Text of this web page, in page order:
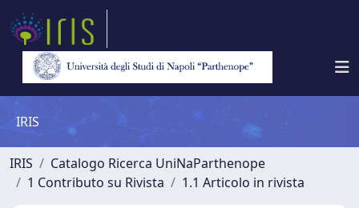
IRIS
IRIS
Catalogo Ricerca UniNaParthenope
1 Contributo su Rivista
1.1 Articolo in rivista